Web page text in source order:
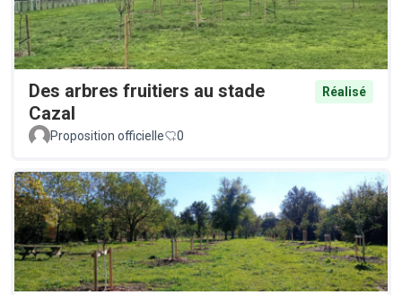
Des arbres fruitiers au stade
Cazal
Réalisé
Proposition officielle 0